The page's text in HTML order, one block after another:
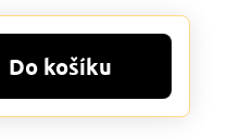
Do košíku